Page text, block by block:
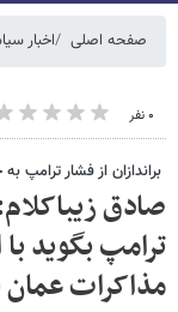
صفحه اصلی اخبار
۰ نفر
براندازان از فشار ترامپ
صادق
ترامپ بگوید
مذاکرات عمان